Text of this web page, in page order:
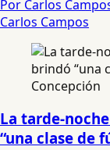
Por Carlos
Carlos Campos
La tarde-
“una clase de